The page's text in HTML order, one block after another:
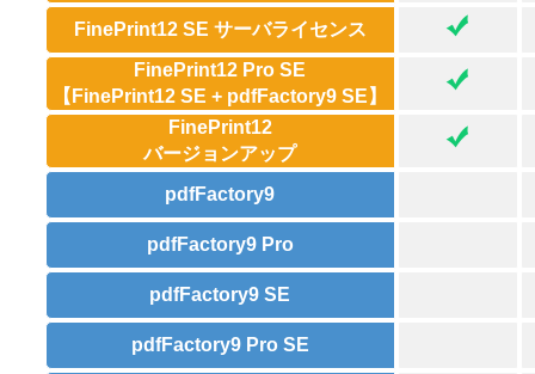
FinePrint12 SE サーバライセンス
FinePrint12 Pro SE
【FinePrint12 SE + pdfFactory9 SE】
FinePrint12
バージョンアップ
pdfFactory9
pdfFactory9 Pro
pdfFactory9 SE
pdfFactory9 Pro SE